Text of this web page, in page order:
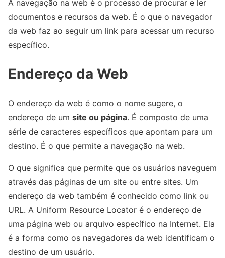
A navegação na web é o processo de procurar e ler
documentos e recursos da web. É o que o navegador
da web faz ao seguir um link para acessar um recurso
específico.
Endereço da Web
O endereço da web é como o nome sugere, o
endereço de um site ou página. É composto de uma
série de caracteres específicos que apontam para um
destino. É o que permite a navegação na web.
O que significa que permite que os usuários naveguem
através das páginas de um site ou entre sites. Um
endereço da web também é conhecido como link ou
URL. A Uniform Resource Locator é o endereço de
uma página web ou arquivo específico na Internet. Ela
é a forma como os navegadores da web identificam o
destino de um usuário.